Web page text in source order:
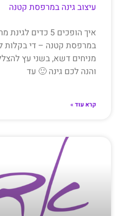
עיצוב גינה במרפסת קטנה
איך הופכים 5 כדים
במרפסת קטנה – די בקלות
מניחים דשא, בשני עץ
והנה לכם גינה 🙂 עד
קרא עוד »